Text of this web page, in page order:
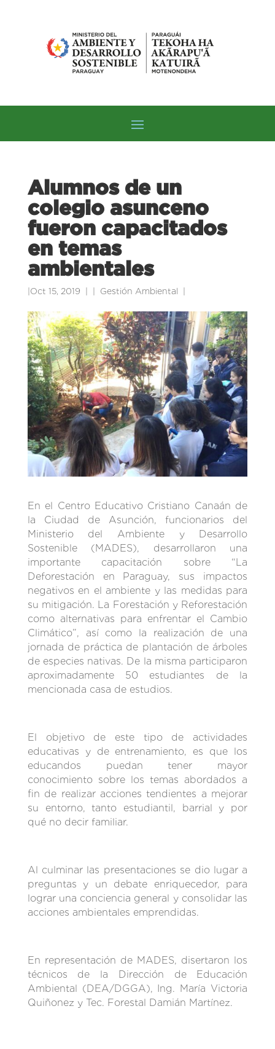
Alumnos de un
colegio asunceno
fueron capacitados
en temas
ambientales
Oct 15, 2019 Gestión Ambiental
En el Centro Educativo Cristiano Canaán de
la Ciudad de Asunción, funcionarios del
Ministerio del Ambiente y Desarrollo
Sostenible (MADES), desarrollaron una
importante capacitación sobre “La
Deforestación en Paraguay, sus impactos
negativos en el ambiente y las medidas para
su mitigación. La Forestación y Reforestación
como alternativas para enfrentar el Cambio
Climático”, así como la realización de una
jornada de práctica de plantación de árboles
de especies nativas. De la misma participaron
aproximadamente 50 estudiantes de la
mencionada casa de estudios.
El objetivo de este tipo de actividades
educativas y de entrenamiento, es que los
educandos puedan tener mayor
conocimiento sobre los temas abordados a
fin de realizar acciones tendientes a mejorar
su entorno, tanto estudiantil, barrial y por
qué no decir familiar.
Al culminar las presentaciones se dio lugar a
preguntas y un debate enriquecedor, para
lograr una conciencia general y consolidar las
acciones ambientales emprendidas.
En representación de MADES, disertaron los
técnicos de la Dirección de Educación
Ambiental (DEA/DGGA), Ing. María Victoria
Quiñonez y Tec. Forestal Damián Martínez.